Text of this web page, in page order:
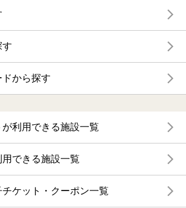
す
から探す
利用できる施設一覧
できる施設一覧
ケット・クーポン一覧